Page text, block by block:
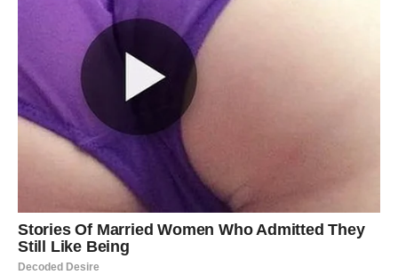
Pomoć profesionalnog krojača
Ako su deformacije na traperu izrazito vidljive i ne nestaju
nakon pranja ili peglanja, rješenje može bitiposjeta krojaču.
Iskusni krojač može prilagoditi šavove i popraviti kroj kako bi